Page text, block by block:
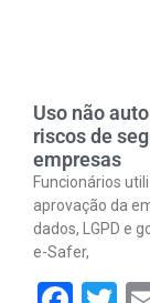
Uso não
riscos de
empresas
Funcionários
aprovação da
dados, LGPD e
e-Safer,